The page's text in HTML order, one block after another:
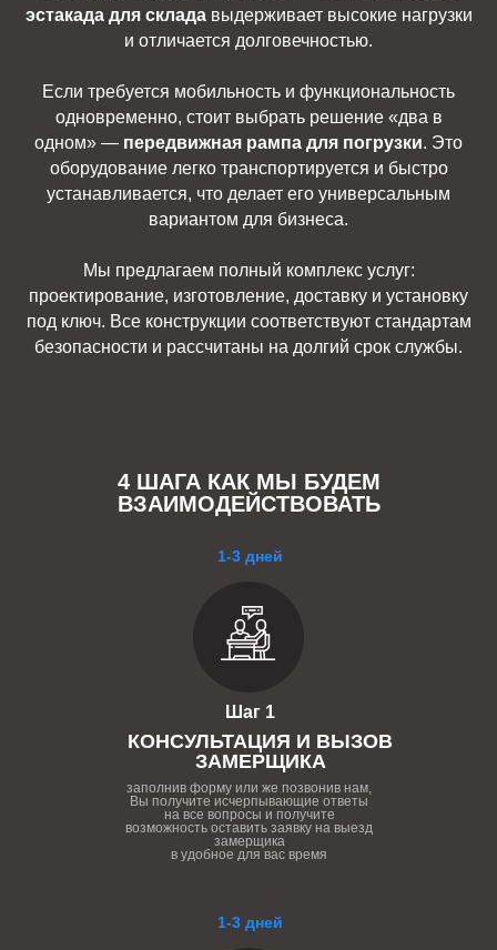
эстакада для складавыдерживает высокие нагрузки
и отличается долговечностью.
Если требуется мобильность и функциональность
одновременно, стоит выбрать решение «два в
одном» — передвижная рампа для погрузки. Это
оборудование легко транспортируется и быстро
устанавливается, что делает его универсальным
вариантом для бизнеса.
Мы предлагаем полный комплекс услуг:
проектирование, изготовление, доставку и установку
под ключ. Все конструкции соответствуют стандартам
безопасности и рассчитаны на долгий срок службы.
4 ШАГА КАК МЫ БУДЕМ
ВЗАИМОДЕЙСТВОВАТЬ
1-3 дней
1-3 дней
Шаг 1
КОНСУЛЬТАЦИЯ И ВЫЗОВ
ЗАМЕРЩИКА
заполнив форму или же позвонив нам,
Вы получите исчерпывающие ответы
на все вопросы и получите
возможность оставить заявку на выезд
замерщика
в удобное для вас время